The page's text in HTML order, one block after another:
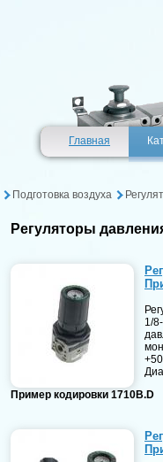
Главная
Подготовка воздуха
Регуляторы
1/
Пример кодировки 1710B.D